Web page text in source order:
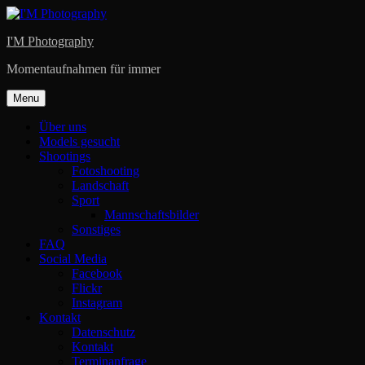
Skip
content
I'M Photography
Momentaufnahmen für immer
Menu
Über uns
Models gesucht
Shootings
Fotoshooting
Landschaft
Sport
Mannschaftsbilder
Sonstiges
FAQ
Social Media
Facebook
Flickr
Instagram
Kontakt
Datenschutz
Kontakt
Terminanfrage